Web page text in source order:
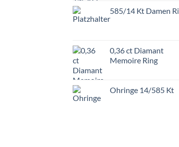
585/14 Kt Damen
0,36 ct Diamant
Memoire Ring
Ohringe 14/585 Kt